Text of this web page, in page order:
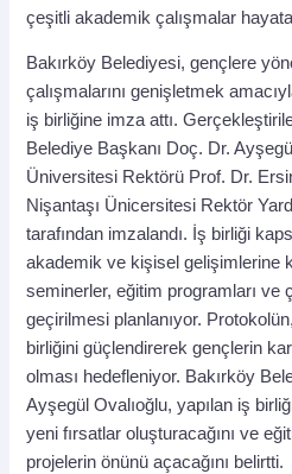
çeşitli akademik çalışmalar
Bakırköy Belediyesi, gençlere
çalışmalarını genişletmek
iş birliğine imza attı.
Belediye Başkanı Doç. Dr.
Üniversitesi Rektörü Prof. Dr.
Nişantaşı Ünicersitesi Rektör
tarafından imzalandı. İş birliği
akademik ve kişisel gelişimlerine
seminerler, eğitim programları ve
geçirilmesi planlanıyor.
birliğini güçlendirerek gençlerin
olması hedefleniyor. Bakırköy
Ayşegül Ovalıoğlu, yapılan iş
yeni fırsatlar oluşturacağını ve
projelerin önünü açacağını belirtti.